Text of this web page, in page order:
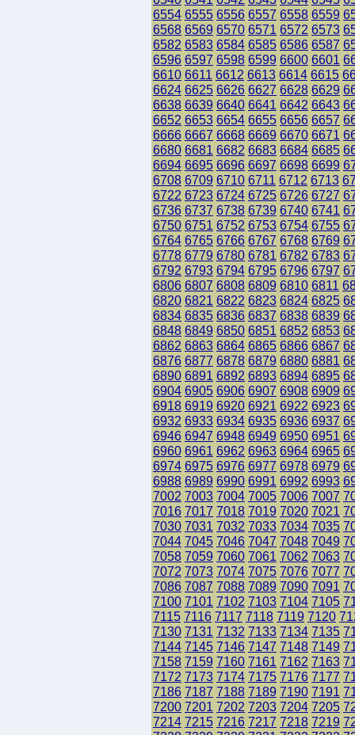
6554 6555 6556 6557 6558 6559
6568 6569 6570 6571 6572 6573
6582 6583 6584 6585 6586 6587
6596 6597 6598 6599 6600 6601
6610 6611 6612 6613 6614 6615
6624 6625 6626 6627 6628 6629
6638 6639 6640 6641 6642 6643
6652 6653 6654 6655 6656 6657
6666 6667 6668 6669 6670 6671
6680 6681 6682 6683 6684 6685
6694 6695 6696 6697 6698 6699
6708 6709 6710 6711 6712 6713
6722 6723 6724 6725 6726 6727
6736 6737 6738 6739 6740 6741
6750 6751 6752 6753 6754 6755
6764 6765 6766 6767 6768 6769
6778 6779 6780 6781 6782 6783
6792 6793 6794 6795 6796 6797
6806 6807 6808 6809 6810 6811
6820 6821 6822 6823 6824 6825
6834 6835 6836 6837 6838 6839
6848 6849 6850 6851 6852 6853
6862 6863 6864 6865 6866 6867
6876 6877 6878 6879 6880 6881
6890 6891 6892 6893 6894 6895
6904 6905 6906 6907 6908 6909
6918 6919 6920 6921 6922 6923
6932 6933 6934 6935 6936 6937
6946 6947 6948 6949 6950 6951
6960 6961 6962 6963 6964 6965
6974 6975 6976 6977 6978 6979
6988 6989 6990 6991 6992 6993
7002 7003 7004 7005 7006 7007
7016 7017 7018 7019 7020 7021
7030 7031 7032 7033 7034 7035
7044 7045 7046 7047 7048 7049
7058 7059 7060 7061 7062 7063
7072 7073 7074 7075 7076 7077
7086 7087 7088 7089 7090 7091
7100 7101 7102 7103 7104 7105
7115 7116 7117 7118 7119 7120
7130 7131 7132 7133 7134 7135
7144 7145 7146 7147 7148 7149
7158 7159 7160 7161 7162 7163
7172 7173 7174 7175 7176 7177
7186 7187 7188 7189 7190 7191
7200 7201 7202 7203 7204 7205
7214 7215 7216 7217 7218 7219